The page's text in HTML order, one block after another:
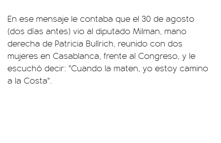
En ese mensaje le contaba que el 30 de agosto
(dos días antes) vio al diputado Milman, mano
derecha de Patricia Bullrich, reunido con dos
mujeres en Casablanca, frente al Congreso, y le
escuchó decir: "Cuando la maten, yo estoy camino
a la Costa".